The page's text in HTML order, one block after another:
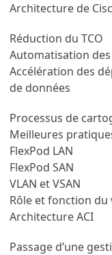
Architecture de
Réduction du TCO
Automatisation
Accélération des
de données
Processus de
Meilleures
FlexPod LAN
FlexPod SAN
VLAN et VSAN
Rôle et fonction du
Architecture ACI
Passage d’une